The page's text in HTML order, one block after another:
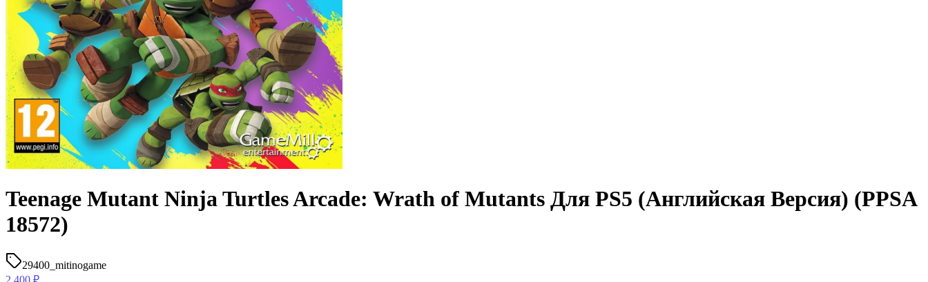
Teenage Mutant Ninja Turtles Arcade: Wrath of Mutants Для PS5 (Английская Версия) (PPSA
18572)
29400_mitinogame
2 400 ₽